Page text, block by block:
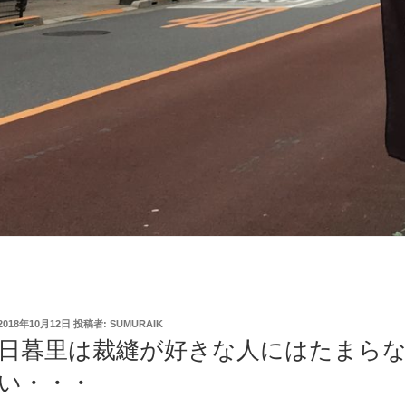
日:
年10月12日 投稿者: SUMURAIK
日暮里は裁縫が好きな人にはたまらな
い・・・